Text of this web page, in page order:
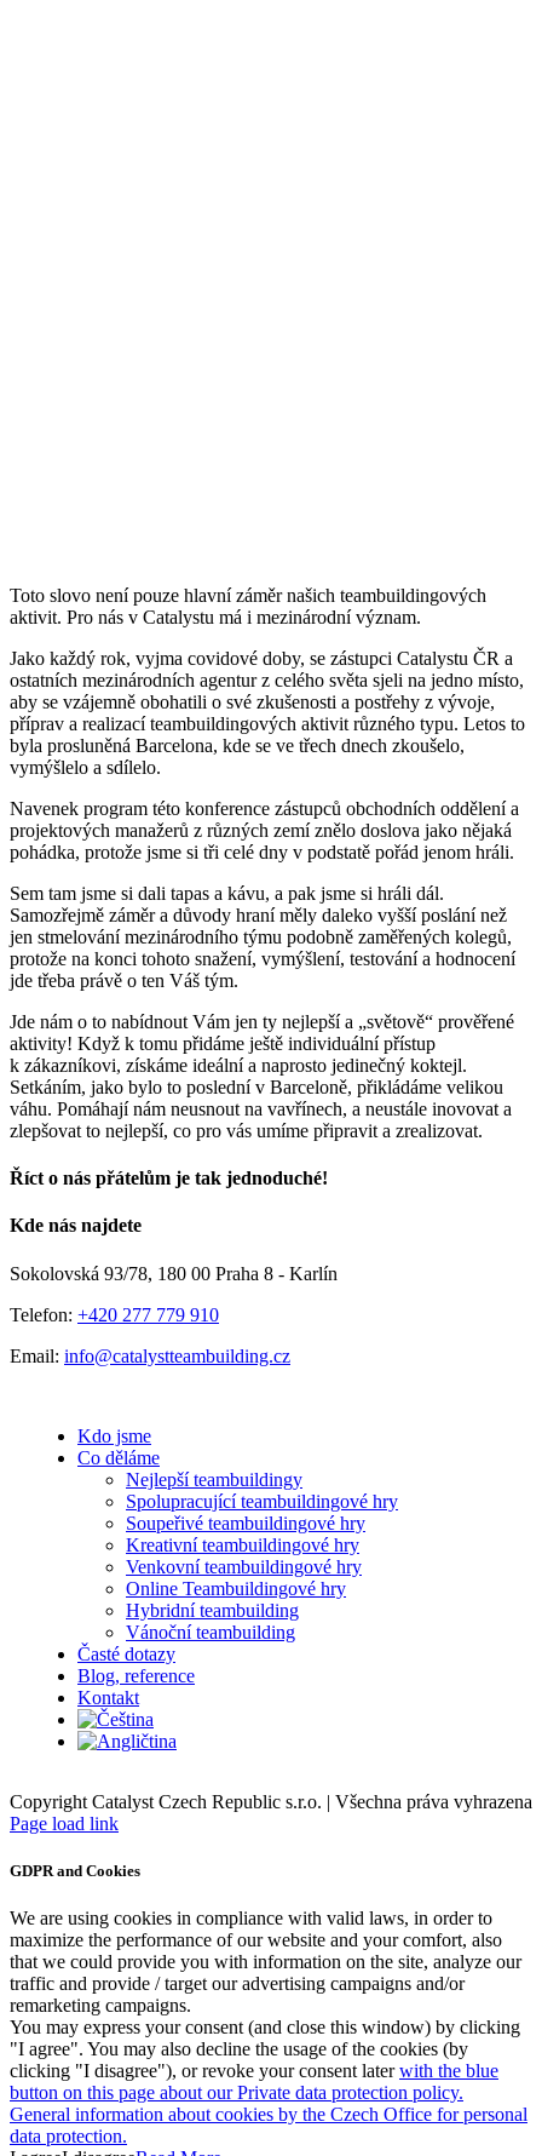
Toto slovo není pouze hlavní záměr našich teambuildingových
aktivit. Pro nás v Catalystu má i mezinárodní význam.
Jako každý rok, vyjma covidové doby, se zástupci Catalystu ČR a
ostatních mezinárodních agentur z celého světa sjeli na jedno místo,
aby se vzájemně obohatili o své zkušenosti a postřehy z vývoje,
příprav a realizací teambuildingových aktivit různého typu. Letos to
byla prosluněná Barcelona, kde se ve třech dnech zkoušelo,
vymýšlelo a sdílelo.
Navenek program této konference zástupců obchodních oddělení a
projektových manažerů z různých zemí znělo doslova jako nějaká
pohádka, protože jsme si tři celé dny v podstatě pořád jenom hráli.
Sem tam jsme si dali tapas a kávu, a pak jsme si hráli dál.
Samozřejmě záměr a důvody hraní měly daleko vyšší poslání než
jen stmelování mezinárodního týmu podobně zaměřených kolegů,
protože na konci tohoto snažení, vymýšlení, testování a hodnocení
jde třeba právě o ten Váš tým.
Jde nám o to nabídnout Vám jen ty nejlepší a „světově“ prověřené
aktivity! Když k tomu přidáme ještě individuální přístup
k zákazníkovi, získáme ideální a naprosto jedinečný koktejl.
Setkáním, jako bylo to poslední v Barceloně, přikládáme velikou
váhu. Pomáhají nám neusnout na vavřínech, a neustále inovovat a
zlepšovat to nejlepší, co pro vás umíme připravit a zrealizovat.
Říct o nás přátelům je tak jednoduché!
Facebook
E-
Kde nás najdete
Sokolovská 93/78, 180 00 Praha 8 - Karlín
Telefon: +420 277 779 910
Email: info@catalystteambuilding.cz
Kdo jsme
Co děláme
Nejlepší teambuildingy
Spolupracující teambuildingové hry
Soupeřivé teambuildingové hry
Kreativní teambuildingové hry
Venkovní teambuildingové hry
Online Teambuildingové hry
Hybridní teambuilding
Vánoční teambuilding
Časté dotazy
Blog, reference
Kontakt
Copyright Catalyst Czech Republic s.r.o. | Všechna práva vyhrazena
Facebook
Instagram
Page load link
GDPR and Cookies
We are using cookies in compliance with valid laws, in order to
maximize the performance of our website and your comfort, also
that we could provide you with information on the site, analyze our
traffic and provide / target our advertising campaigns and/or
remarketing campaigns.
You may express your consent (and close this window) by clicking
"I agree". You may also decline the usage of the cookies (by
clicking "I disagree"), or revoke your consent laterwith the blue
button on this page about our Private data protection policy.
General information about cookies by the Czech Office for personal
data protection.